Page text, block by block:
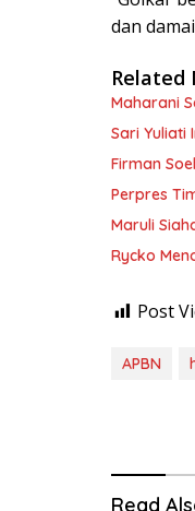
dan
Related
Maharani
Sari Yuliati
Firman
Perpres
Maruli
Rycko
Post
APBN
Read